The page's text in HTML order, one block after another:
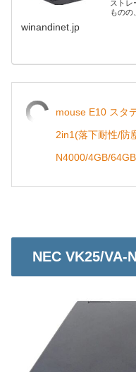
ストレ
ものの
winandinet.jp
mouse E10 スタ
2in1(落下耐性/防
N4000/4GB/
NEC VK25/VA-